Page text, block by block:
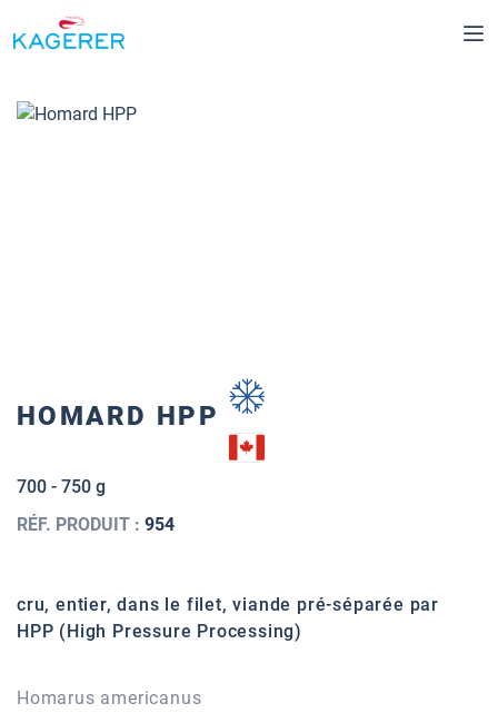
Passer au contenu principal
HOMARD HPP
700 - 750 g
RÉF. PRODUIT : 954
cru, entier, dans le filet, viande pré-séparée par
HPP (High Pressure Processing)
Homarus americanus